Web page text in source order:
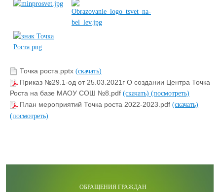
Точка роста.pptx (скачать)
Приказ №29.1-од от 25.03.2021г О создании Центра Точка
Роста на базе МАОУ СОШ №8.pdf (скачать) (посмотреть)
План мероприятий Точка роста 2022-2023.pdf (скачать)
(посмотреть)
ОБРАЩЕНИЯ ГРАЖДАН